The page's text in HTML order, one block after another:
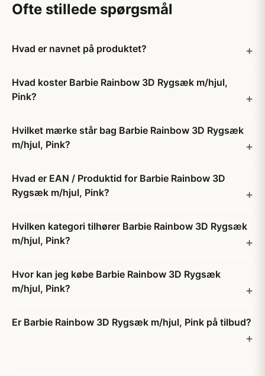
Ofte stillede spørgsmål
Hvad er navnet på produktet?
Hvad koster Barbie Rainbow 3D Rygsæk m/hjul,
Pink?
Hvilket mærke står bag Barbie Rainbow 3D Rygsæk
m/hjul, Pink?
Hvad er EAN / Produktid for Barbie Rainbow 3D
Rygsæk m/hjul, Pink?
Hvilken kategori tilhører Barbie Rainbow 3D Rygsæk
m/hjul, Pink?
Hvor kan jeg købe Barbie Rainbow 3D Rygsæk
m/hjul, Pink?
Er Barbie Rainbow 3D Rygsæk m/hjul, Pink på tilbud?